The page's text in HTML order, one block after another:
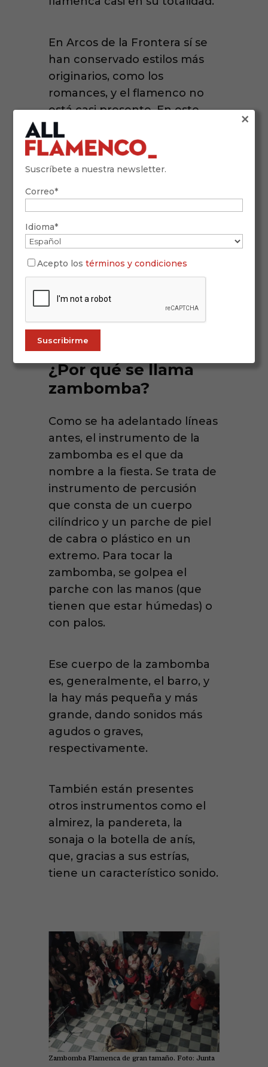
En Arcos de la Frontera sí se
han conservado estilos más
originarios, como los
romances, y el flamenco no
está casi presente. En este
vídeo se explican estas
diferencias.
¿Por qué se llama
zambomba?
Como se ha adelantado líneas
antes, el instrumento de la
zambomba es el que da
nombre a la fiesta. Se trata de
instrumento de percusión
que consta de un cuerpo
cilíndrico y un parche de piel
de cabra o plástico en un
extremo. Para tocar la
zambomba, se golpea el
parche con las manos (que
tienen que estar húmedas) o
con palos.
Ese cuerpo de la zambomba
es, generalmente, el barro, y
la hay más pequeña y más
grande, dando sonidos más
agudos o graves,
respectivamente.
También están presentes
otros instrumentos como el
almirez, la pandereta, la
sonaja o la botella de anís,
que, gracias a sus estrías,
tiene un característico sonido.
Zambomba Flamenca de gran tamaño. Foto: Junta
Suscríbete a nuestra newsletter.
Correo*
Idioma*
Acepto lostérminos y condiciones
×